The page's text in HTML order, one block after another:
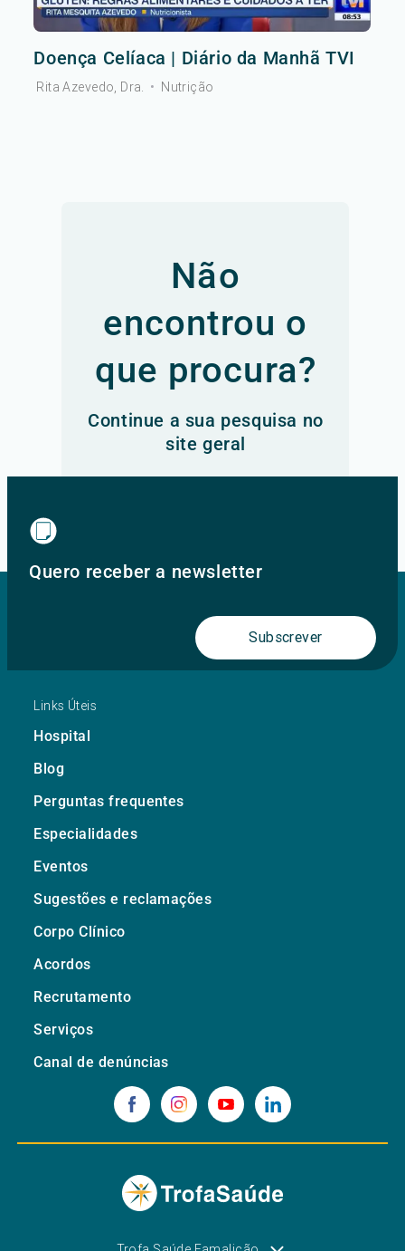
Doença Celíaca | Diário da Manhã TVI
Rita Azevedo, Dra. • Nutrição
Não
encontrou o
que procura?
Continue a sua pesquisa no
site geral
Quero receber a newsletter
Subscrever
Links Úteis
Hospital
Blog
Perguntas frequentes
Especialidades
Eventos
Sugestões e reclamações
Corpo Clínico
Acordos
Recrutamento
Serviços
Canal de denúncias